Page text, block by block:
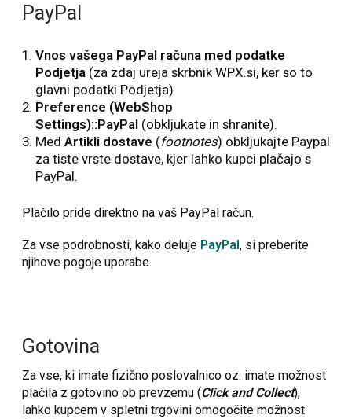
PayPal
Vnos vašega PayPal računa med podatke
Podjetja(za zdaj ureja skrbnik WPX.si, ker so to
glavni podatki Podjetja)
Preference (WebShop
Settings)::PayPal (obkljukate in shranite).
Med Artikli dostave (footnotes) obkljukajte Paypal
za tiste vrste dostave, kjer lahko kupci plačajo s
PayPal.
Plačilo pride direktno na vaš PayPal račun.
Za vse podrobnosti, kako deluje PayPal, si preberite
njihove pogoje uporabe.
Gotovina
Za vse, ki imate fizično poslovalnico oz. imate možnost
plačila z gotovino ob prevzemu (Click and Collect),
lahko kupcem v spletni trgovini omogočite možnost